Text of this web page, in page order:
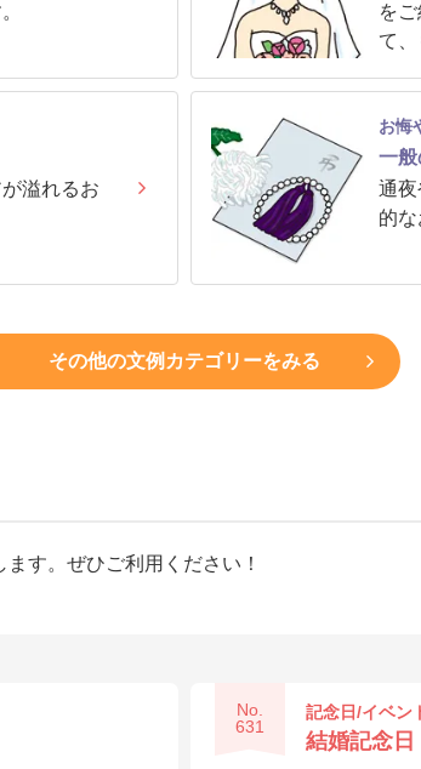
を
て
溢れるお
お悔
一般
通
的
その他の文例カテゴリーをみる
す。ぜひご利用ください！
No.
631
記念日/イベン
結婚記念日